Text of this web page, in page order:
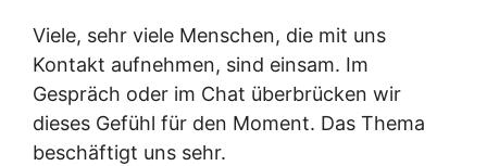
Viele, sehr viele Menschen, die mit uns
Kontakt aufnehmen, sind einsam. Im
Gespräch oder im Chat überbrücken wir
dieses Gefühl für den Moment. Das Thema
beschäftigt uns sehr.